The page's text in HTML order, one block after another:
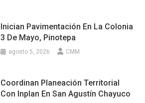
Inician Pavimentación En La Colonia
3 De Mayo, Pinotepa
agosto 5, 2026 CMM
Coordinan Planeación Territorial
Con Inplan En San Agustín Chayuco